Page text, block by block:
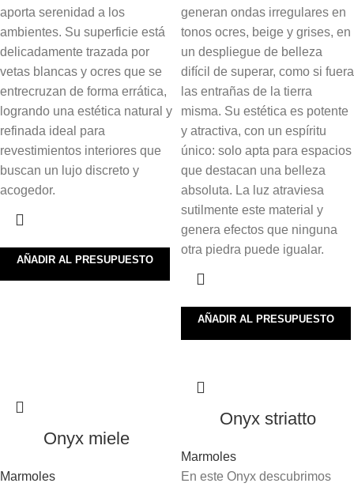
aporta serenidad a los
ambientes. Su superficie está
delicadamente trazada por
vetas blancas y ocres que se
entrecruzan de forma errática,
logrando una estética natural y
refinada ideal para
revestimientos interiores que
buscan un lujo discreto y
acogedor.
AÑADIR AL PRESUPUESTO
generan ondas irregulares en
tonos ocres, beige y grises, en
un despliegue de belleza
difícil de superar, como si fuera
las entrañas de la tierra
misma. Su estética es potente
y atractiva, con un espíritu
único: solo apta para espacios
que destacan una belleza
absoluta. La luz atraviesa
sutilmente este material y
genera efectos que ninguna
otra piedra puede igualar.
AÑADIR AL PRESUPUESTO
Onyx miele
Marmoles
Onyx striatto
Marmoles
En este Onyx descubrimos